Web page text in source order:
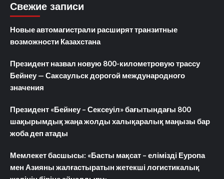
Свежие записи
Новые автомагистрали расширят транзитные
возможности Казахстана
Президент назвал новую 800-километровую трассу
Бейнеу — Саксаульск дорогой международного
значения
Президент «Бейнеу – Сексеуіл» бағытындағы 800
шақырымдық жаңа жолды халықаралық маңызы бар
жоба деп атады
Мемлекет басшысы: «Басты мақсат – елімізді Еуропа
мен Азияны жалғастыратын жетекші логистикалық